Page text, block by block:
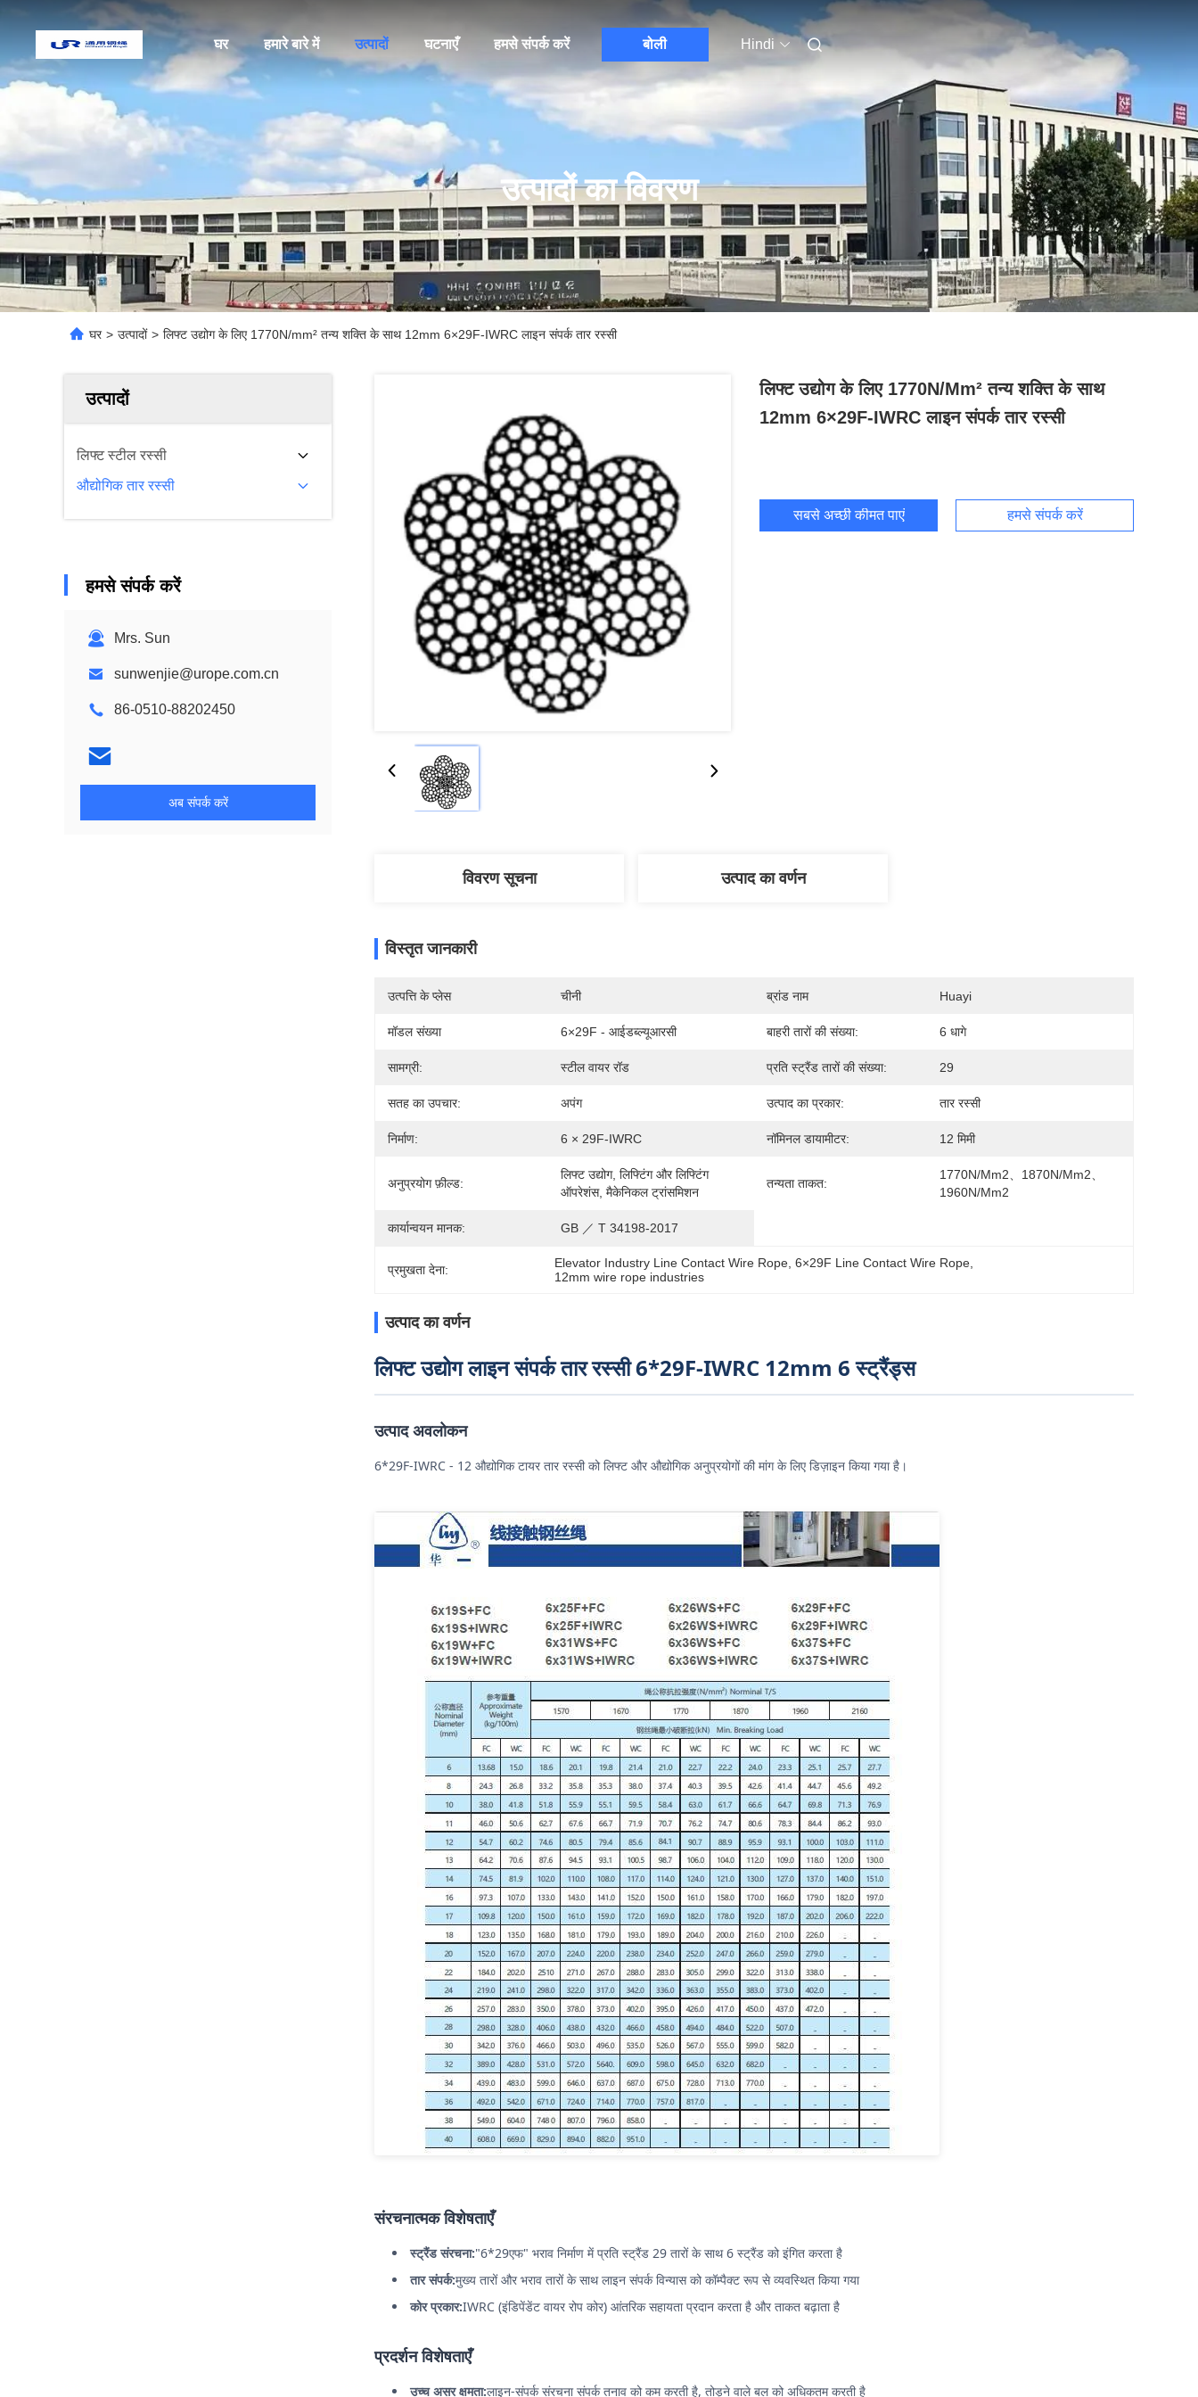
घर हमारे बारे में उत्पादों घटनाएँ हमसे संपर्क करें बोली Hindi
उत्पादों का विवरण
घर > उत्पादों > लिफ्ट उद्योग के लिए 1770N/mm² तन्य शक्ति के साथ 12mm 6×29F-IWRC लाइन संपर्क तार रस्सी
उत्पादों
लिफ्ट स्टील रस्सी
औद्योगिक तार रस्सी
हमसे संपर्क करें
Mrs. Sun
sunwenjie@urope.com.cn
86-0510-88202450
अब संपर्क करें
लिफ्ट उद्योग के लिए 1770N/mm² तन्य शक्ति के साथ
12mm 6×29F-IWRC लाइन संपर्क तार रस्सी
सबसे अच्छी कीमत पाएं हमसे संपर्क करें
विवरण सूचना उत्पाद का वर्णन
विस्तृत जानकारी
उत्पत्ति के प्लेस चीनी ब्रांड नाम Huayi
मॉडल संख्या 6×29F - आईडब्ल्यूआरसी बाहरी तारों की संख्या: 6 धागे
सामग्री: स्टील वायर रॉड प्रति स्ट्रैंड तारों की संख्या: 29
सतह का उपचार: अपंग उत्पाद का प्रकार: तार रस्सी
निर्माण: 6 × 29F-IWRC नॉमिनल डायामीटर: 12 मिमी
अनुप्रयोग फ़ील्ड:
लिफ्ट उद्योग, लिफ्टिंग और लिफ्टिंग
ऑपरेशंस, मैकेनिकल ट्रांसमिशन
तन्यता ताकत:
1770N/mm2、1870N/mm2、
1960N/mm2
कार्यान्वयन मानक: GB ／ T 34198-2017
प्रमुखता देना: Elevator Industry Line Contact Wire Rope , 6×29F Line Contact Wire Rope
12mm wire rope industries
उत्पाद का वर्णन
लिफ्ट उद्योग लाइन संपर्क तार रस्सी 6*29F-IWRC 12mm 6 स्ट्रैंड्स
उत्पाद अवलोकन
6*29F-IWRC - 12 औद्योगिक टायर तार रस्सी को लिफ्ट और औद्योगिक अनुप्रयोगों की मांग के लिए डिज़ाइन किया गया है।
संरचनात्मक विशेषताएँ
स्ट्रैंड संरचना:"6*29एफ" भराव निर्माण में प्रति स्ट्रैंड 29 तारों के साथ 6 स्ट्रैंड को इंगित करता है
तार संपर्क:मुख्य तारों और भराव तारों के साथ लाइन संपर्क विन्यास को कॉम्पैक्ट रूप से व्यवस्थित किया गया
कोर प्रकार:IWRC (इंडिपेंडेंट वायर रोप कोर) आंतरिक सहायता प्रदान करता है और ताकत बढ़ाता है
प्रदर्शन विशेषताएँ
उच्च असर क्षमता:लाइन-संपर्क संरचना संपर्क तनाव को कम करती है, तोड़ने वाले बल को अधिकतम करती है